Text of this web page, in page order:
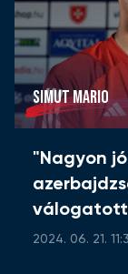
SIMUT MARIO
"Nagyon
2024. 06. 21.